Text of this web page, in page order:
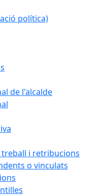
política)
de l'alcalde
treball i retribucions
o vinculats